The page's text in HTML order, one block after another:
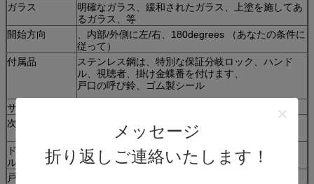
メッセージ
折り返しご連絡いたします！
ガラス
明確なガラス、緩和されたガラス、上塗を施してあ
るガラス、等
開始方向
、内部/外側に左/右、180degrees （あなたの条件に
従って）
付属品
ステンレス鋼は、特別な保証分岐ロック、ハンド
ル、視聴者、掛け金蝶番を付けます、
戸口の呼び鈴、ゴム製シール
サイズ
次元
カスタマイズされたサイズは歓迎されます
（H*W*Wall）
ドアの葉のパネ
ルの厚さ
0.7-1.0mm
戸枠の厚さ